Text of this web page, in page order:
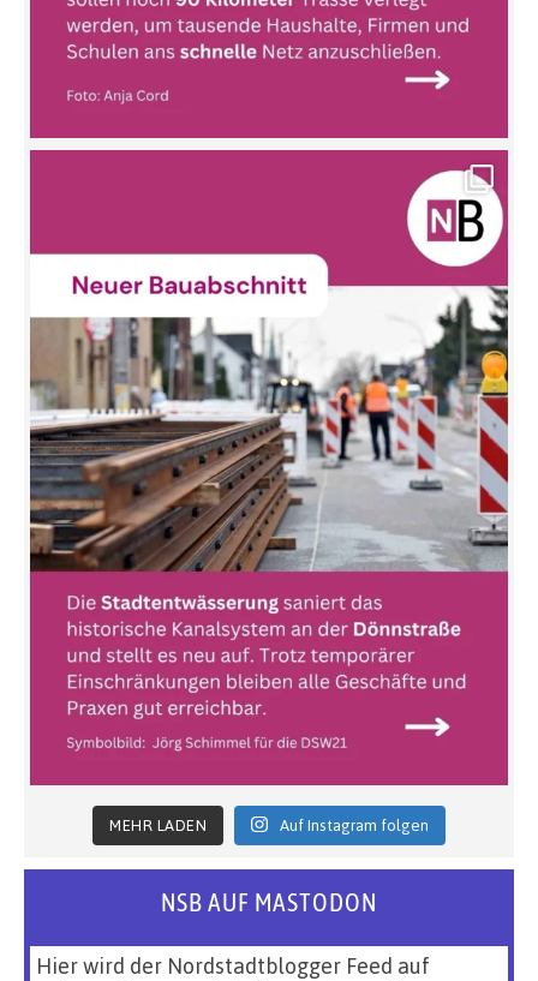
MEHR LADEN Auf Instagram folgen
NSB AUF MASTODON
Hier wird der Nordstadtblogger Feed auf